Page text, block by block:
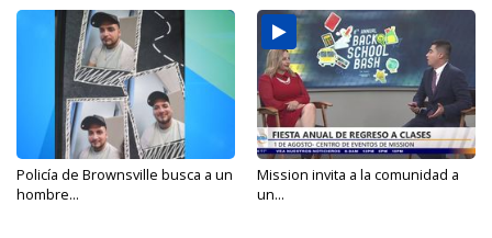
Policía de Brownsville busca a un
hombre...
Mission invita a la comunidad a
un...